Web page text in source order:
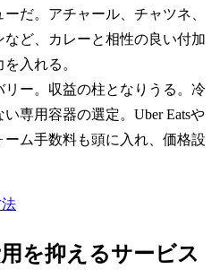
だ。アチャール、チャツネ、
ど、カレーと相性の良い付加
入れる。
リー。収益の柱となりうる。冷
専用容器の選定。Uber Eatsや
ム手数料も頭に入れ、価格設
を抑えるサービス